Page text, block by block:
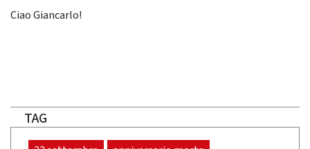
Ciao Giancarlo!
TAG